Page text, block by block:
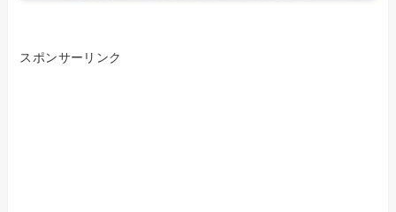
スポンサーリンク